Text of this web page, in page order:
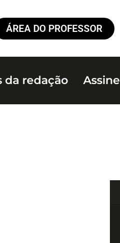
ÁREA DO PROFESSOR
da redação Assine